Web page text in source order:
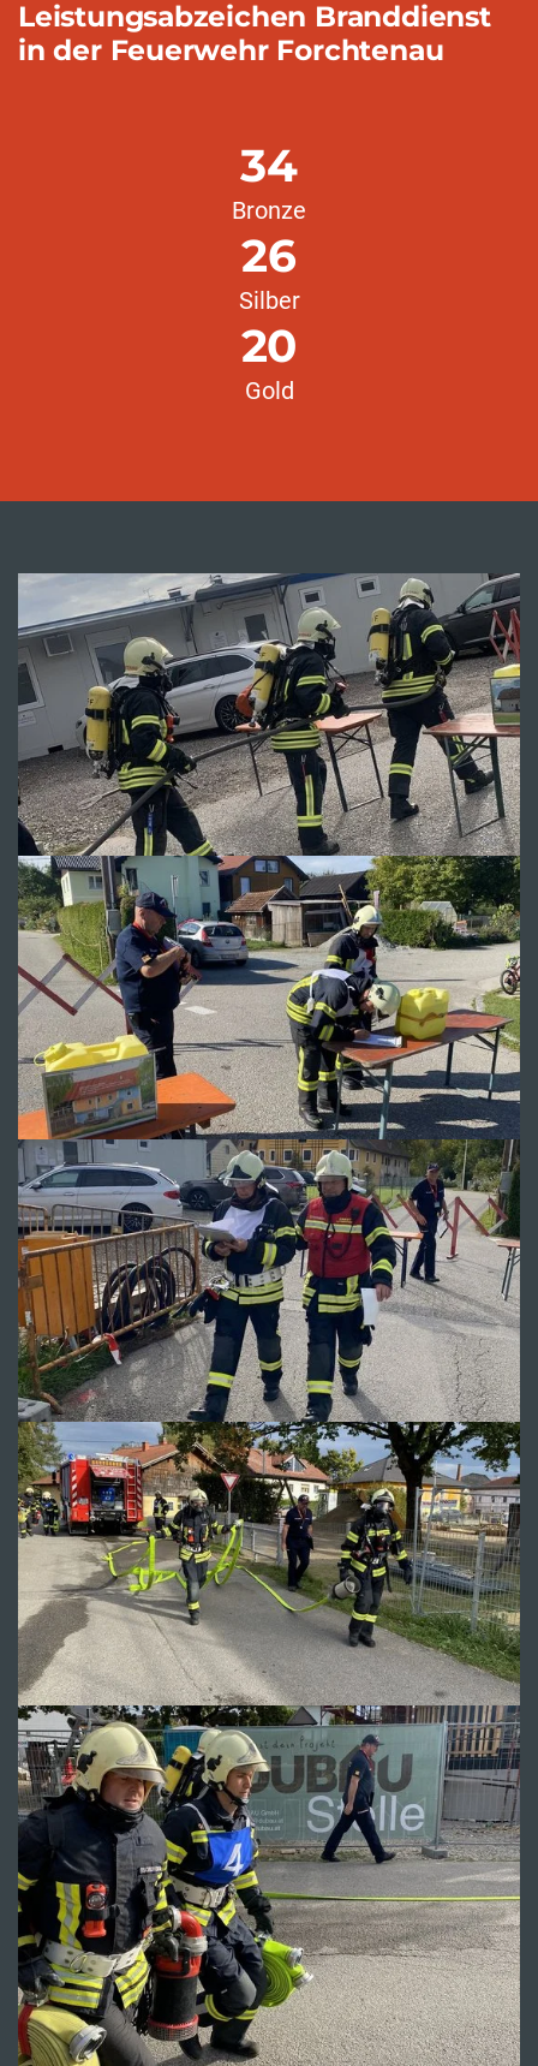
Leistungsabzeichen Branddienst
in der Feuerwehr Forchtenau
34
Bronze
26
Silber
20
Gold